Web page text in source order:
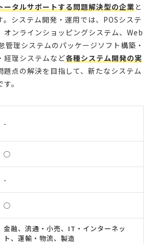
ータルサポートする問題解決型の企業と
。システム開発・運用では、POSシステ
オンラインショッピングシステム、Web
管理システムのパッケージソフト構築・
経理システムなど各種システム開発の実
題点の解決を目指して、新たなシステム
。
-
◯
-
◯
金融、流通・小売、IT・インターネッ
ト、運輸・物流、製造